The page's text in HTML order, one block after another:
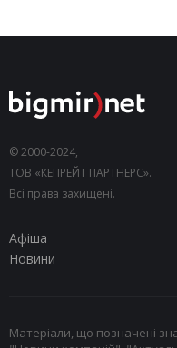
© 2000-2024,
ТОВ «КЕПРЕЙТ ПАРТНЕРС».
Всі права захищені.
Афіша
Новини
Матеріали, що позначені